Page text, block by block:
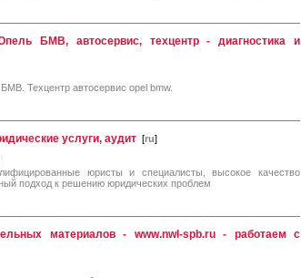
БМВ, автосервис, техцентр - диагностика и
Техцентр автосервис opel bmw.
услуги, аудит [ru]
юристы и специалисты, высокое качество
подход к решению юридических проблем
материалов - www.nwl-spb.ru - работаем с